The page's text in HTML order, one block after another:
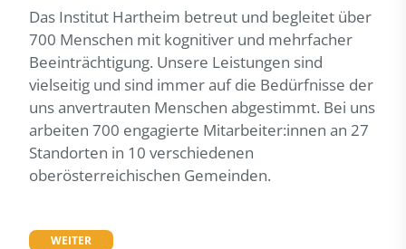
Das Institut Hartheim betreut und begleitet über
700 Menschen mit kognitiver und mehrfacher
Beeinträchtigung. Unsere Leistungen sind
vielseitig und sind immer auf die Bedürfnisse der
uns anvertrauten Menschen abgestimmt. Bei uns
arbeiten 700 engagierte Mitarbeiter:innen an 27
Standorten in 10 verschiedenen
oberösterreichischen Gemeinden.
WEITER